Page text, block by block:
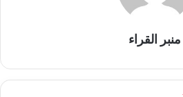
منبر القراء